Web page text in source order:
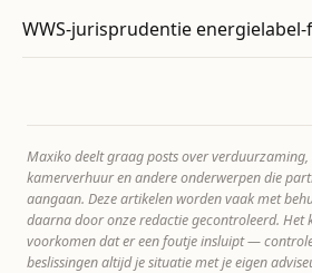
WWS-jurisprudentie energielabel-
Maxiko deelt graag posts over verduurzaming,
kamerverhuur en andere onderwerpen die
aangaan. Deze artikelen worden vaak met
daarna door onze redactie gecontroleerd. Het
voorkomen dat er een foutje insluipt —
beslissingen altijd je situatie met je eigen